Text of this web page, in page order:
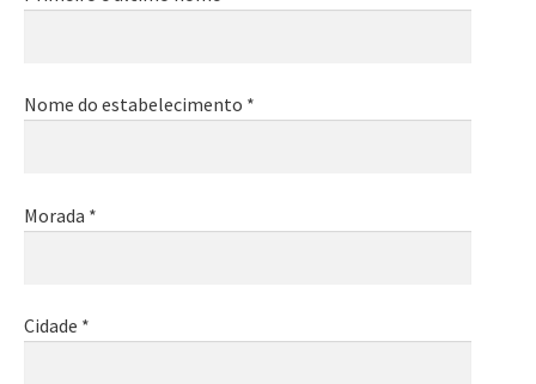
Nome do estabelecimento *
Morada *
Cidade *